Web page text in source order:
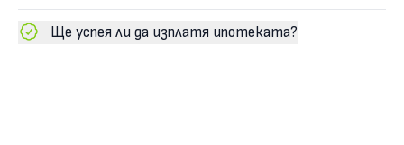
Ще успея ли да изплатя ипотеката?